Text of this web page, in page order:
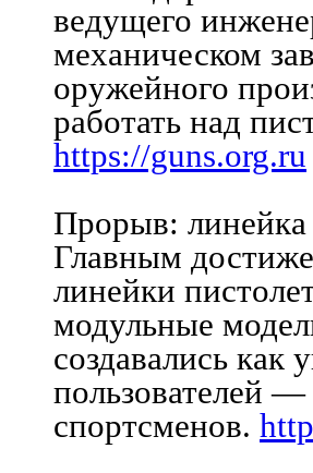
ведущего
механическом
оружейного
работать над
https://guns.org.ru
Прорыв: линейка
Главным
линейки
модульные
создавались как
пользователей
спортсменов.